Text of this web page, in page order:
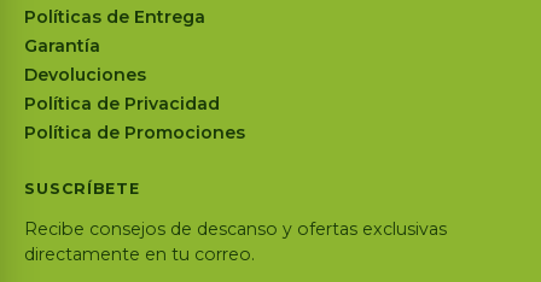
Políticas de Entrega
Garantía
Devoluciones
Política de Privacidad
Política de Promociones
SUSCRÍBETE
Recibe consejos de descanso y ofertas exclusivas
directamente en tu correo.